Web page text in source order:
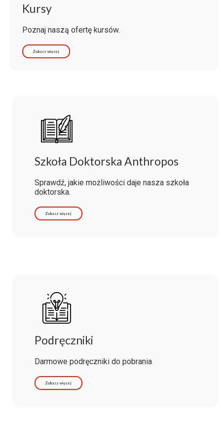
Kursy
Poznaj naszą ofertę kursów.
Zobacz więcej
Szkoła Doktorska Anthropos
Sprawdź, jakie możliwości daje nasza szkoła
doktorska.
Zobacz więcej
Podręczniki
Darmowe podręczniki do pobrania
Zobacz więcej